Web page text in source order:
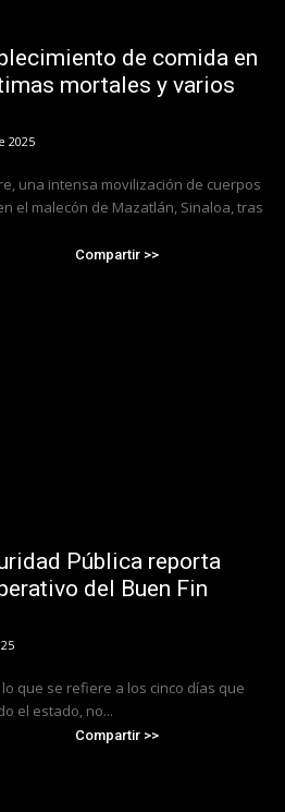
de comida en
mortales y varios
2025
una intensa movilización de cuerpos
el malecón de Mazatlán, Sinaloa, tras
Compartir >>
Pública reporta
del Buen Fin
que se refiere a los cinco días que
el estado, no...
Compartir >>